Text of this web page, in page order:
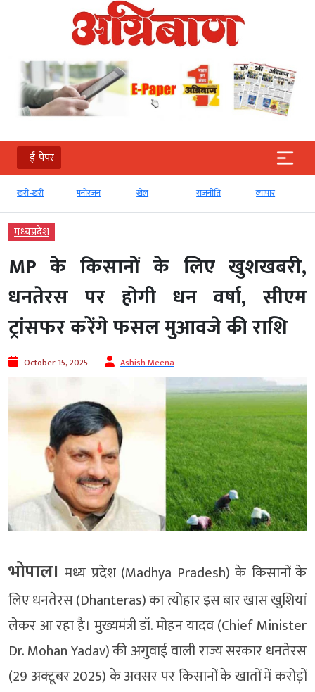
ई-पेपर
खरी-खरी मनोरंजन खेल राजनीति व्‍यापार
मध्‍यप्रदेश
MP के किसानों के लिए खुशखबरी,
धनतेरस पर होगी धन वर्षा, सीएम
ट्रांसफर करेंगे फसल मुआवजे की राशि
October 15, 2025 Ashish Meena
भोपाल। मध्य प्रदेश (Madhya Pradesh) के किसानों के
लिए धनतेरस (Dhanteras) का त्योहार इस बार खास खुशियां
लेकर आ रहा है। मुख्यमंत्री डॉ. मोहन यादव (Chief Minister
Dr. Mohan Yadav) की अगुवाई वाली राज्य सरकार धनतेरस
(29 अक्टूबर 2025) के अवसर पर किसानों के खातों में करोड़ों